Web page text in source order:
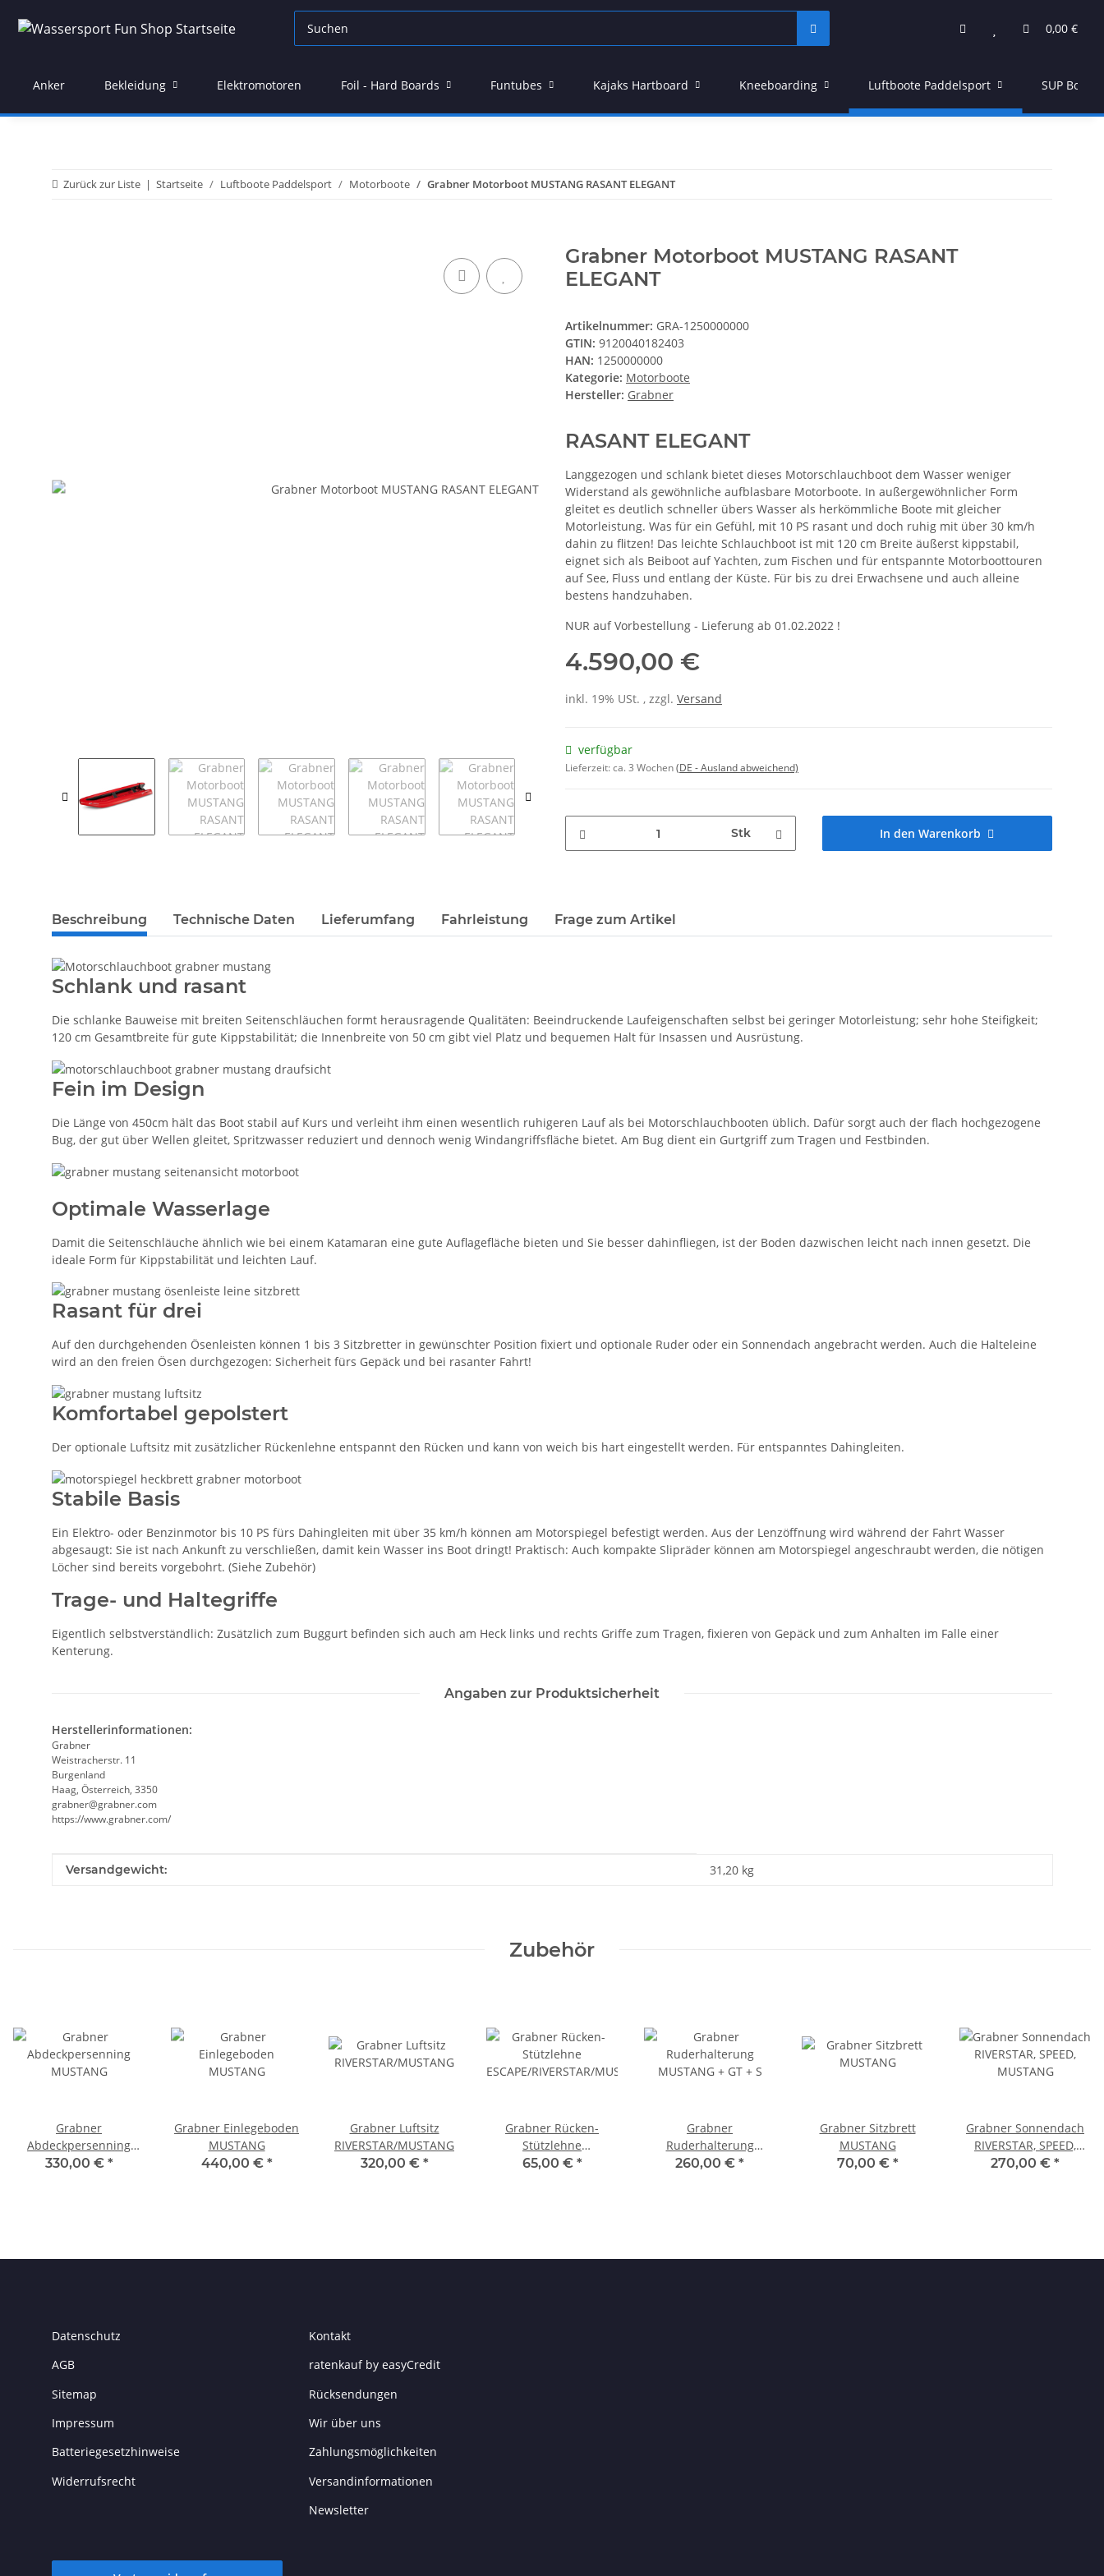
0,00 €
Anker Bekleidung Elektromotoren Foil - Hard Boards Funtubes Kajaks Hartboard Kneeboarding Luftboote Paddelsport SUP Board
Zurück zur Liste Startseite Luftboote Paddelsport Motorboote Grabner Motorboot MUSTANG RASANT ELEGANT
Grabner Motorboot MUSTANG RASANT
ELEGANT
Artikelnummer: GRA-1250000000
GTIN: 9120040182403
HAN: 1250000000
Kategorie: Motorboote
Hersteller: Grabner
RASANT ELEGANT
Langgezogen und schlank bietet dieses Motorschlauchboot dem Wasser weniger
Widerstand als gewöhnliche aufblasbare Motorboote. In außergewöhnlicher Form
gleitet es deutlich schneller übers Wasser als herkömmliche Boote mit gleicher
Motorleistung. Was für ein Gefühl, mit 10 PS rasant und doch ruhig mit über 30 km/h
dahin zu flitzen! Das leichte Schlauchboot ist mit 120 cm Breite äußerst kippstabil,
eignet sich als Beiboot auf Yachten, zum Fischen und für entspannte Motorboottouren
auf See, Fluss und entlang der Küste. Für bis zu drei Erwachsene und auch alleine
bestens handzuhaben.
NUR auf Vorbestellung - Lieferung ab 01.02.2022 !
4.590,00 €
inkl. 19% USt. , zzgl. Versand
verfügbar
Lieferzeit:ca. 3 Wochen(DE - Ausland abweichend)
Stk In den Warenkorb
weitere Registerkarten anzeigen
Beschreibung Technische Daten Lieferumfang Fahrleistung Frage zum Artikel
Schlank und rasant
Die schlanke Bauweise mit breiten Seitenschläuchen formt herausragende Qualitäten: Beeindruckende Laufeigenschaften selbst bei geringer Motorleistung; sehr hohe Steifigkeit;
120 cm Gesamtbreite für gute Kippstabilität; die Innenbreite von 50 cm gibt viel Platz und bequemen Halt für Insassen und Ausrüstung.
Fein im Design
Die Länge von 450cm hält das Boot stabil auf Kurs und verleiht ihm einen wesentlich ruhigeren Lauf als bei Motorschlauchbooten üblich. Dafür sorgt auch der flach hochgezogene
Bug, der gut über Wellen gleitet, Spritzwasser reduziert und dennoch wenig Windangriffsfläche bietet. Am Bug dient ein Gurtgriff zum Tragen und Festbinden.
Optimale Wasserlage
Damit die Seitenschläuche ähnlich wie bei einem Katamaran eine gute Auflagefläche bieten und Sie besser dahinfliegen, ist der Boden dazwischen leicht nach innen gesetzt. Die
ideale Form für Kippstabilität und leichten Lauf.
Rasant für drei
Auf den durchgehenden Ösenleisten können 1 bis 3 Sitzbretter in gewünschter Position fixiert und optionale Ruder oder ein Sonnendach angebracht werden. Auch die Halteleine
wird an den freien Ösen durchgezogen: Sicherheit fürs Gepäck und bei rasanter Fahrt!
Komfortabel gepolstert
Der optionale Luftsitz mit zusätzlicher Rückenlehne entspannt den Rücken und kann von weich bis hart eingestellt werden. Für entspanntes Dahingleiten.
Stabile Basis
Ein Elektro- oder Benzinmotor bis 10 PS fürs Dahingleiten mit über 35 km/h können am Motorspiegel befestigt werden. Aus der Lenzöffnung wird während der Fahrt Wasser
abgesaugt: Sie ist nach Ankunft zu verschließen, damit kein Wasser ins Boot dringt! Praktisch: Auch kompakte Slipräder können am Motorspiegel angeschraubt werden, die nötigen
Löcher sind bereits vorgebohrt. (Siehe Zubehör)
Trage- und Haltegriffe
Eigentlich selbstverständlich: Zusätzlich zum Buggurt befinden sich auch am Heck links und rechts Griffe zum Tragen, fixieren von Gepäck und zum Anhalten im Falle einer
Kenterung.
Angaben zur Produktsicherheit
Herstellerinformationen:
Grabner
Weistracherstr. 11
Burgenland
Haag, Österreich, 3350
grabner@grabner.com
https://www.grabner.com/
Produkteigenschaft
Wert
Versandgewicht: 31,20 kg
Zubehör
Grabner
Abdeckpersenning
MUSTANG
330,00 € *
Grabner Einlegeboden
MUSTANG
440,00 € *
Grabner Luftsitz
RIVERSTAR/MUSTANG
320,00 € *
Grabner Rücken-
Stützlehne
ESCAPE/RIVERSTAR/MUSTANG
65,00 € *
Grabner
Ruderhalterung
MUSTANG + GT + S
260,00 € *
Grabner Sitzbrett
MUSTANG
70,00 € *
Grabner Sonnendach
RIVERSTAR, SPEED,
MUSTANG
270,00 € *
Datenschutz
AGB
Sitemap
Impressum
Batteriegesetzhinweise
Widerrufsrecht
Kontakt
ratenkauf by easyCredit
Rücksendungen
Wir über uns
Zahlungsmöglichkeiten
Versandinformationen
Newsletter